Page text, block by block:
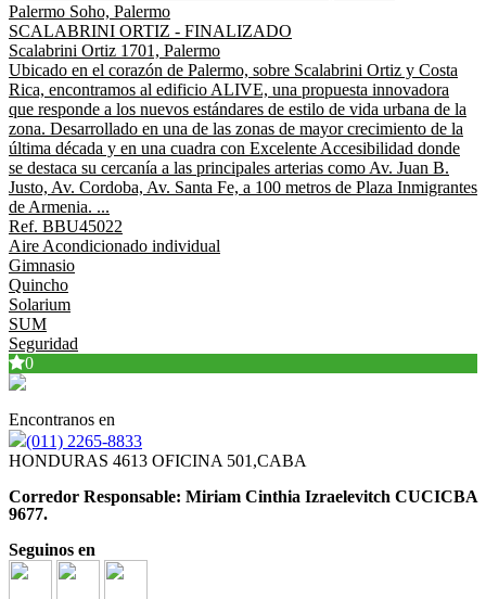
Palermo Soho, Palermo
SCALABRINI ORTIZ - FINALIZADO
Scalabrini Ortiz 1701, Palermo
Ubicado en el corazón de Palermo, sobre Scalabrini Ortiz y Costa
Rica, encontramos al edificio ALIVE, una propuesta innovadora
que responde a los nuevos estándares de estilo de vida urbana de la
zona. Desarrollado en una de las zonas de mayor crecimiento de la
última década y en una cuadra con Excelente Accesibilidad donde
se destaca su cercanía a las principales arterias como Av. Juan B.
Justo, Av. Cordoba, Av. Santa Fe, a 100 metros de Plaza Inmigrantes
de Armenia. ...
Ref. BBU45022
Aire Acondicionado individual
Gimnasio
Quincho
Solarium
SUM
Seguridad
0
Encontranos en
(011) 2265-8833
HONDURAS 4613 OFICINA 501,CABA
Corredor Responsable: Miriam Cinthia Izraelevitch CUCICBA
9677.
Seguinos en